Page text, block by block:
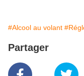
#Alcool au volant
Partager